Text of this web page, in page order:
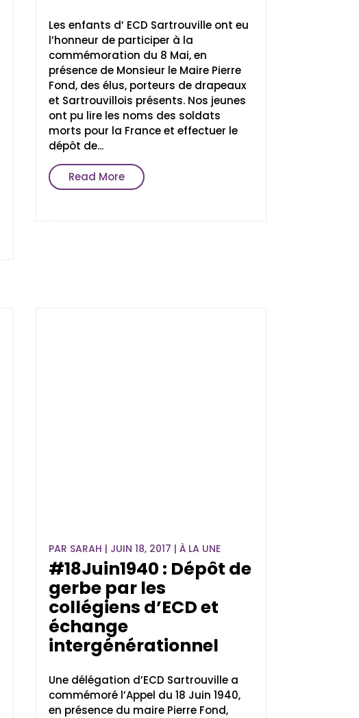
Les enfants d’ ECD Sartrouville ont eu
l’honneur de participer à la
commémoration du 8 Mai, en
présence de Monsieur le Maire Pierre
Fond, des élus, porteurs de drapeaux
et Sartrouvillois présents. Nos jeunes
ont pu lire les noms des soldats
morts pour la France et effectuer le
dépôt de...
Read More
PAR SARAH | JUIN 18, 2017 | À LA UNE
#18Juin1940 : Dépôt de
gerbe par les
collégiens d’ECD et
échange
intergénérationnel
Une délégation d’ECD Sartrouville a
commémoré l’Appel du 18 Juin 1940,
en présence du maire Pierre Fond,